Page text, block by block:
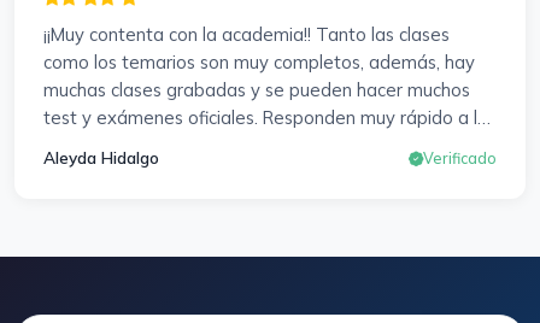
¡¡Muy contenta con la academia!! Tanto las clases
como los temarios son muy completos, además, hay
muchas clases grabadas y se pueden hacer muchos
test y exámenes oficiales. Responden muy rápido a los
correros y cada pocos días hay seminarios. Lo vuelvo a
decir, ¡¡Muy Contenta!!
Aleyda Hidalgo Verificado